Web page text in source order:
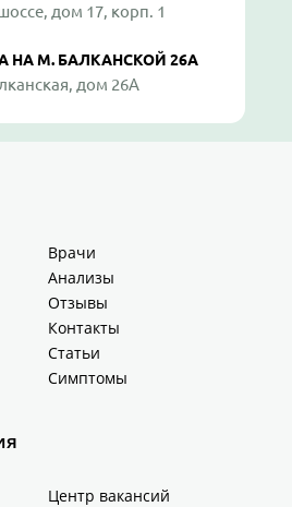
дом 17, корп. 1
НА М. БАЛКАНСКОЙ 26А
дом 26А
Врачи
Анализы
Отзывы
Контакты
Статьи
Симптомы
Центр вакансий